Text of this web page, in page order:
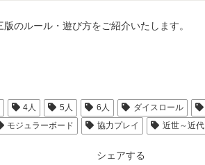
のルール・遊び方をご紹介いたします。
4人 5人 6人 ダイスロール
モジュラーボード 協力プレイ 近世～近代
シェアする